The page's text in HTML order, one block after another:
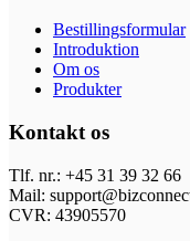
Bestillingsformular
Introduktion
Om os
Produkter
Kontakt os
Tlf. nr.: +45 31 39 32 66
Mail:
CVR: 43905570